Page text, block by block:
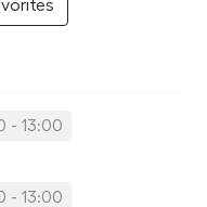
- 13:00
- 13:00